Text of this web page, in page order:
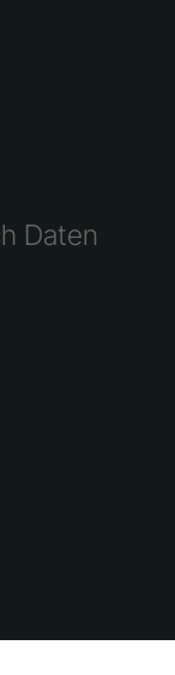
Daten